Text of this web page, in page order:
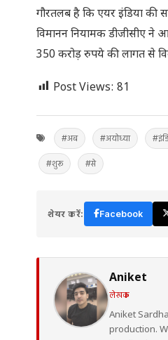
गौरतलब है कि एयर इंडिया की
विमानन नियामक डीजीसीए ने
350 करोड़ रुपये की लागत से
Post Views: 81
#अब #अयोध्‍या
#शुरू #से
शेयर करें: Facebook
Aniket
लेखक
Aniket
production.